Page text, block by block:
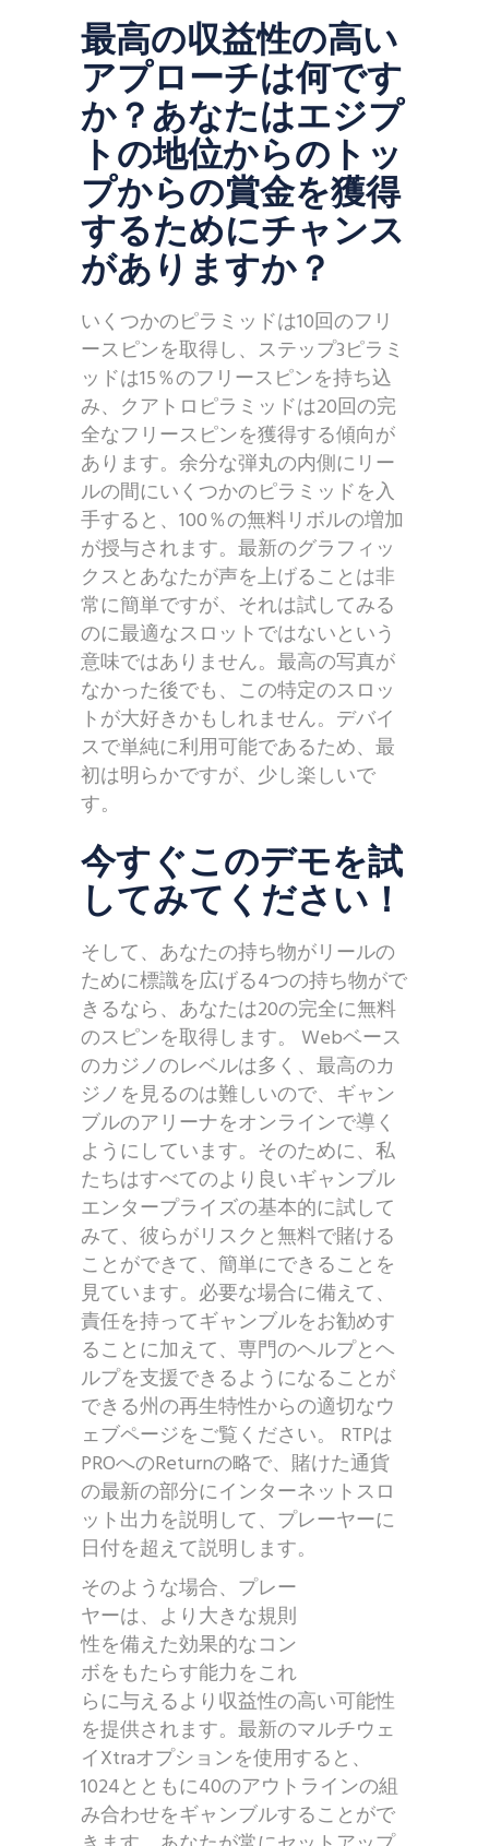
最高の収益性の高い
アプローチは何です
か？あなたはエジプ
トの地位からのトッ
プからの賞金を獲得
するためにチャンス
がありますか？
いくつかのピラミッドは10回のフリ
ースピンを取得し、ステップ3ピラミ
ッドは15％のフリースピンを持ち込
み、クアトロピラミッドは20回の完
全なフリースピンを獲得する傾向が
あります。余分な弾丸の内側にリー
ルの間にいくつかのピラミッドを入
手すると、100％の無料リボルの増加
が授与されます。最新のグラフィッ
クスとあなたが声を上げることは非
常に簡単ですが、それは試してみる
のに最適なスロットではないという
意味ではありません。最高の写真が
なかった後でも、この特定のスロッ
トが大好きかもしれません。デバイ
スで単純に利用可能であるため、最
初は明らかですが、少し楽しいで
す。
今すぐこのデモを試
してみてください！
そして、あなたの持ち物がリールの
ために標識を広げる4つの持ち物がで
きるなら、あなたは20の完全に無料
のスピンを取得します。 Webベース
のカジノのレベルは多く、最高のカ
ジノを見るのは難しいので、ギャン
ブルのアリーナをオンラインで導く
ようにしています。そのために、私
たちはすべてのより良いギャンブル
エンタープライズの基本的に試して
みて、彼らがリスクと無料で賭ける
ことができて、簡単にできることを
見ています。必要な場合に備えて、
責任を持ってギャンブルをお勧めす
ることに加えて、専門のヘルプとヘ
ルプを支援できるようになることが
できる州の再生特性からの適切なウ
ェブページをご覧ください。 RTPは
PROへのReturnの略で、賭けた通貨
の最新の部分にインターネットスロ
ット出力を説明して、プレーヤーに
日付を超えて説明します。
そのような場合、プレー
ヤーは、より大きな規則
性を備えた効果的なコン
ボをもたらす能力をこれ
らに与えるより収益性の高い可能性
を提供されます。最新のマルチウェ
イXtraオプションを使用すると、
1024とともに40のアウトラインの組
み合わせをギャンブルすることがで